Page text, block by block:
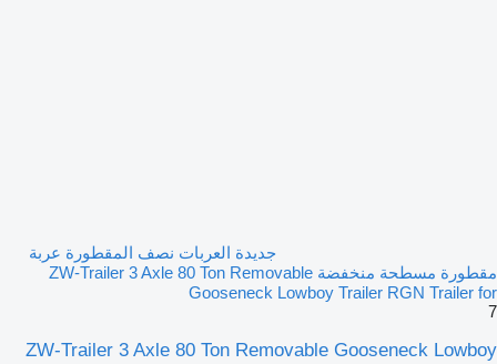
جديدة العربات نصف المقطورة عربة
مقطورة مسطحة منخفضة ZW-Trailer 3 Axle 80 Ton Removable
Gooseneck Lowboy Trailer RGN Trailer for
7
ZW-Trailer 3 Axle 80 Ton Removable Gooseneck Lowboy